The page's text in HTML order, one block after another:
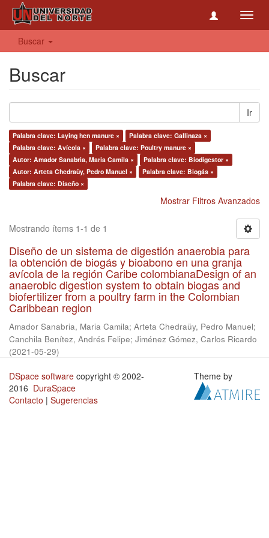
Buscar
Buscar
Ir
Palabra clave: Laying hen manure ×
Palabra clave: Gallinaza ×
Palabra clave: Avícola ×
Palabra clave: Poultry manure ×
Autor: Amador Sanabria, Maria Camila ×
Palabra clave: Biodigestor ×
Autor: Arteta Chedraüy, Pedro Manuel ×
Palabra clave: Biogás ×
Palabra clave: Diseño ×
Mostrar Filtros Avanzados
Mostrando ítems 1-1 de 1
Diseño de un sistema de digestión anaerobia para
la obtención de biogás y bioabono en una granja
avícola de la región Caribe colombianaDesign of an
anaerobic digestion system to obtain biogas and
biofertilizer from a poultry farm in the Colombian
Caribbean region
Amador Sanabria, Maria Camila; Arteta Chedraüy, Pedro Manuel;
Canchila Benítez, Andrés Felipe; Jiménez Gómez, Carlos Ricardo
(2021-05-29)
DSpace software copyright © 2002-
2016 DuraSpace
Contacto | Sugerencias
Theme by